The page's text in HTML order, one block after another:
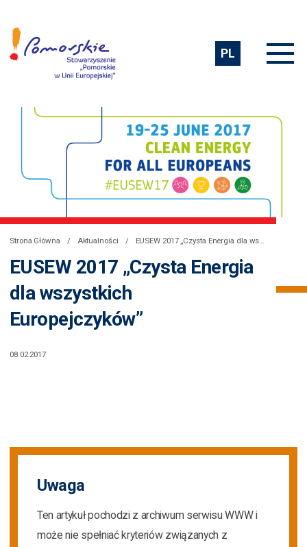
PL
Strona Główna Aktualności EUSEW 2017 „Czysta Energia dla wszystkich Europejczyków”
EUSEW 2017 „Czysta Energia
dla wszystkich
Europejczyków”
08.02.2017
Uwaga
Ten artykuł pochodzi z archiwum serwisu WWW i
może nie spełniać kryteriów związanych z